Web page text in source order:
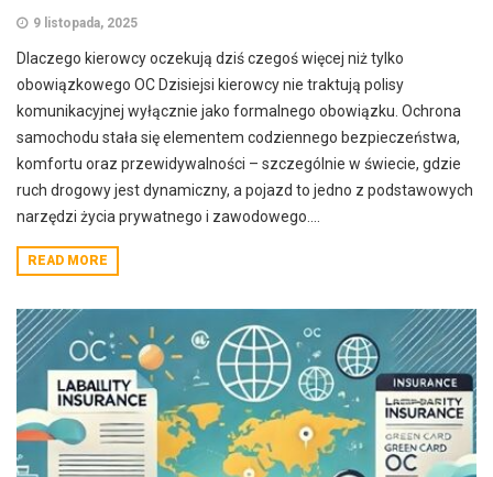
9 listopada, 2025
Dlaczego kierowcy oczekują dziś czegoś więcej niż tylko
obowiązkowego OC Dzisiejsi kierowcy nie traktują polisy
komunikacyjnej wyłącznie jako formalnego obowiązku. Ochrona
samochodu stała się elementem codziennego bezpieczeństwa,
komfortu oraz przewidywalności – szczególnie w świecie, gdzie
ruch drogowy jest dynamiczny, a pojazd to jedno z podstawowych
narzędzi życia prywatnego i zawodowego....
READ MORE